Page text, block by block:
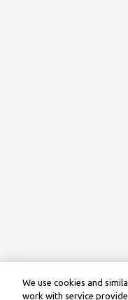
We use cookies and
work with service